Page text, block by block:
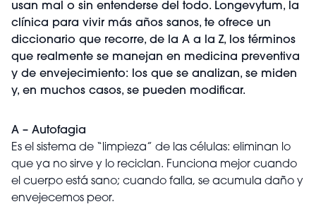
usan mal o sin entenderse del todo. Longevytum, la
clínica para vivir más años sanos, te ofrece un
diccionario que recorre, de la A a la Z, los términos
que realmente se manejan en medicina preventiva
y de envejecimiento: los que se analizan, se miden
y, en muchos casos, se pueden modificar.
A – Autofagia
Es el sistema de “limpieza” de las células: eliminan lo
que ya no sirve y lo reciclan. Funciona mejor cuando
el cuerpo está sano; cuando falla, se acumula daño y
envejecemos peor.